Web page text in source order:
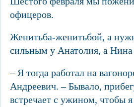
офицеров.
Женитьба-женитьбой, а
сильным у Анатолия, а
– Я тогда работал на
Андреевич. – Бывало,
встречает с ужином, чтобы